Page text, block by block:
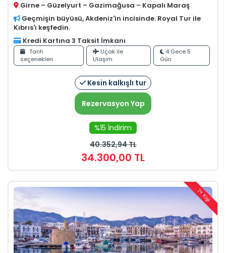
Girne – Güzelyurt – Gazimağusa – Kapalı Maraş
Geçmişin büyüsü, Akdeniz'in incisinde. Royal Tur ile
Kıbrıs'ı keşfedin.
Kredi Kartına 3 Taksit İmkanı
Tarih
seçenekleri
Uçak ile
Ulaşım
4 Gece 5
Gün
Kesin kalkışlı tur
Rezervasyon Yap
%15 İndirim
40.352,94TL
34.300,00 TL
7+ Kişi